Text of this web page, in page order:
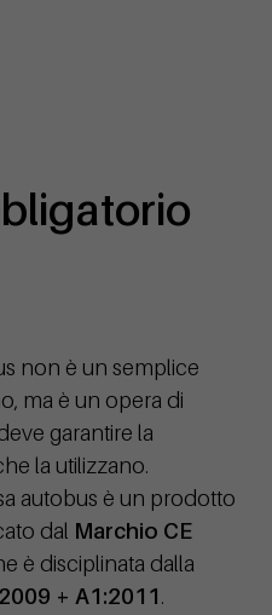
non è un semplice
ma è un opera di
garantire la
la utilizzano.
autobus è un prodotto
dal Marchio CE
è disciplinata dalla
+ A1:2011.